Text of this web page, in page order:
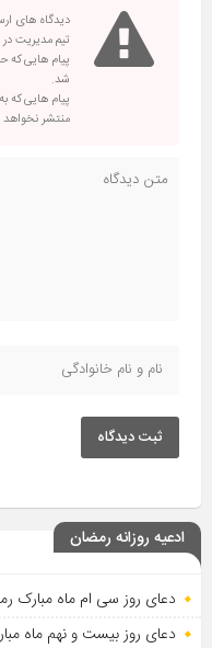
دیدگاه های
تیم مدیریت
پیام هایی که
شد.
پیام هایی که
منتشر
ثبت دیدگاه
ادعیه روزانه رمضان
دعای روز سی ام ماه مبارک
دعای روز بیست و نهم ماه